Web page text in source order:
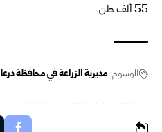
55 ألف طن.
الوسوم: مديرية الزراعة في محافظة درعا